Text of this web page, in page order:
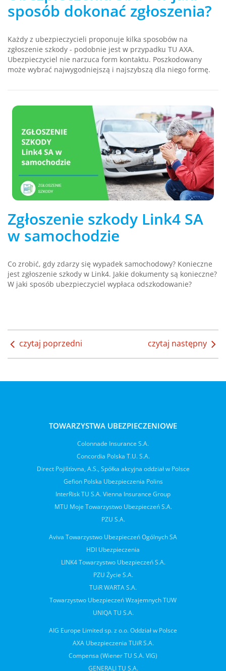
sposób dokonać zgłoszenia?
Każdy z ubezpieczycieli proponuje kilka sposobów na
zgłoszenie szkody - podobnie jest w przypadku TU AXA.
Ubezpieczyciel nie narzuca form kontaktu. Poszkodowany
może wybrać najwygodniejszą i najszybszą dla niego formę.
Zgłoszenie szkody Link4 SA
w samochodzie
Co zrobić, gdy zdarzy się wypadek samochodowy? Konieczne
jest zgłoszenie szkody w Link4. Jakie dokumenty są konieczne?
W jaki sposób ubezpieczyciel wypłaca odszkodowanie?
czytaj poprzedni czytaj następny
TOWARZYSTWA UBEZPIECZENIOWE
Colonnade Insurance S.A.
Concordia Polska T.U. S.A.
Direct Pojišťovna, A.S., Spółka akcyjna oddział w Polsce
Gefion Polska Ubezpieczenia Polins
InterRisk TU S.A. Vienna Insurance Group
MTU Moje Towarzystwo Ubezpieczeń S.A.
PZU S.A.
Aviva Towarzystwo Ubezpieczeń Ogólnych SA
HDI Ubezpieczenia
LINK4 Towarzystwo Ubezpieczeń S.A.
PZU Życie S.A.
TUiR WARTA S.A.
Towarzystwo Ubezpieczeń Wzajemnych TUW
UNIQA TU S.A.
AIG Europe Limited sp. z o.o. Oddział w Polsce
AXA Ubezpieczenia TUiR S.A.
Compensa (Wiener TU S.A. VIG)
GENERALI TU S.A.